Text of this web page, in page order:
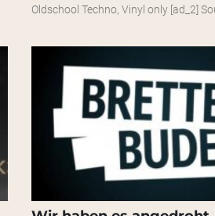
Oldschool Techno, Vinyl only [ad_2]